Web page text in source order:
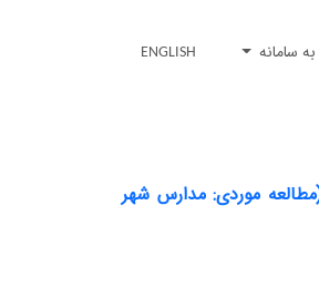
سامانه ENGLISH
موردی: مدارس شهر